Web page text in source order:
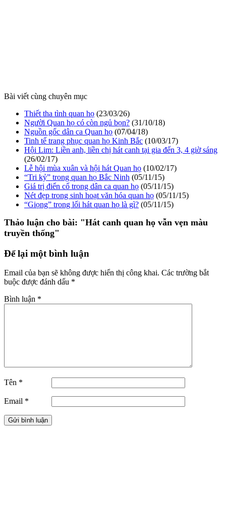
Bài viết cùng chuyên mục
Thiết tha tình quan họ (23/03/26)
Người Quan họ có còn ngủ bọn? (31/10/18)
Nguồn gốc dân ca Quan họ (07/04/18)
Tinh tế trang phục quan họ Kinh Bắc (10/03/17)
Hội Lim: Liền anh, liền chị hát canh tại gia đến 3, 4 giờ sáng
(26/02/17)
Lễ hội mùa xuân và hội hát Quan họ (10/02/17)
“Tri kỷ” trong quan họ Bắc Ninh (05/11/15)
Giá trị điển cổ trong dân ca quan họ (05/11/15)
Nét đẹp trong sinh hoạt văn hóa quan họ (05/11/15)
“Giọng” trong lối hát quan họ là gì? (05/11/15)
Thảo luận cho bài: "Hát canh quan họ vẫn vẹn màu
truyền thống"
Để lại một bình luận
Email của bạn sẽ không được hiển thị công khai. Các trường bắt
buộc được đánh dấu *
Bình luận *
Tên *
Email *